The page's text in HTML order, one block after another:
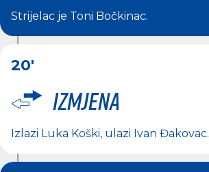
Strijelac je Toni Bočkinac.
20'
Izmjena
Izlazi Luka Koški, ulazi Ivan Đakovac.